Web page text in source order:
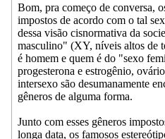
Bom, pra começo de conversa,
impostos de acordo com o tal
dessa visão cisnormativa da
masculino" (XY, níveis altos de
é homem e quem é do "sexo
progesterona e estrogênio,
intersexo são desumanamente
gêneros de alguma forma.
Junto com esses gêneros
longa data, os famosos